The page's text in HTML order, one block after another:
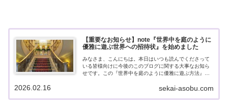
【重要なお知らせ】note『世界中を庭のように
優雅に遊ぶ世界への招待状』を始めました
みなさま、こんにちは。本日はいつも読んでくださって
いる皆様向けに今後のこのブログに関する大事なお知ら
せです。この『世界中を庭のように優雅に遊ぶ方法』の
で、早5年ちょっとが経ちます。最初はフラン...
sekai-asobu.com
2026.02.16